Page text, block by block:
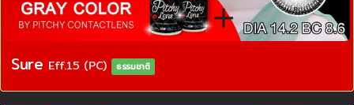
Sure Eff.15 (PC) ธรรมชาติ